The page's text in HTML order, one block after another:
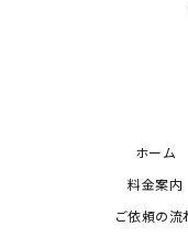
ホーム
料金案内
ご依頼の流